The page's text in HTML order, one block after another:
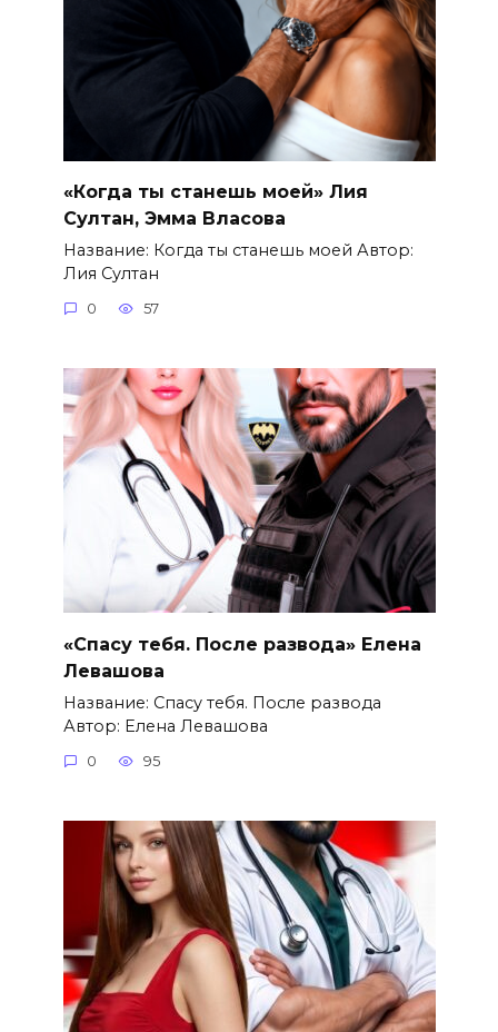
«Когда ты станешь моей» Лия
Султан, Эмма Власова
Название: Когда ты станешь моей Автор:
Лия Султан
0 57
«Спасу тебя. После развода» Елена
Левашова
Название: Спасу тебя. После развода
Автор: Елена Левашова
0 95